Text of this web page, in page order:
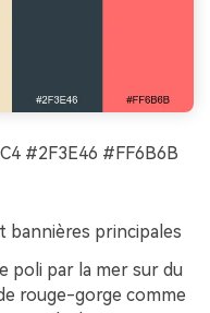
#2F3E46 #FF6B6B
bannières principales
poli par la mer sur du
rouge-gorge comme